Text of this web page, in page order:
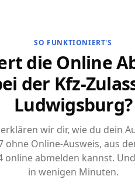
SO FUNKTIONIERT'S
die Online
der Kfz-
Ludwigsburg?
wir dir, wie du dein
ohne Online-Ausweis, aus
online abmelden kannst.
in wenigen Minuten.